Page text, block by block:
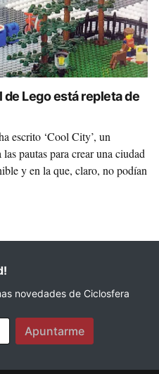
de Lego está repleta de
escrito ‘Cool City’, un
pautas para crear una ciudad
y en la que, claro, no podían
novedades de Ciclosfera
Apuntarme